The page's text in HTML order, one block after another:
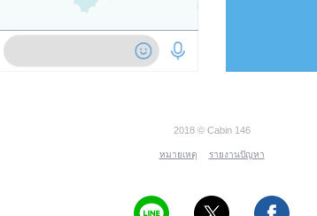
2018 © Cabin 146
หมายเหตุ รายงานปัญหา